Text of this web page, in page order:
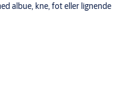
albue, kne, fot eller lignende